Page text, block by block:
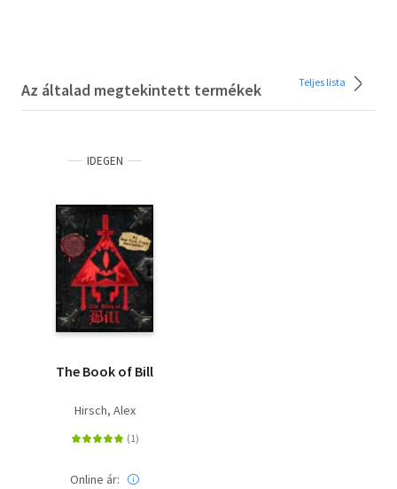
Az általad megtekintett termékek Teljes lista
IDEGEN
The Book of Bill
Hirsch, Alex
Online ár: